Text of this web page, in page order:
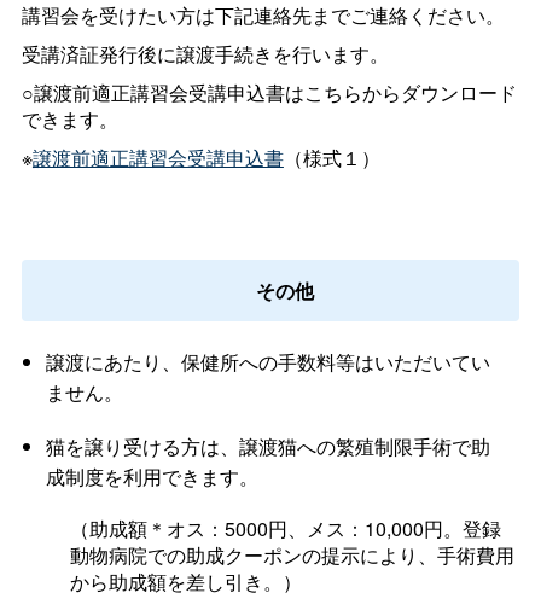
講習会を受けたい方は下記連絡先までご連絡ください。
受講済証発行後に譲渡手続きを行います。
○譲渡前適正講習会受講申込書はこちらからダウンロード
できます。
※譲渡前適正講習会受講申込書（様式１）
その他
譲渡にあたり、保健所への手数料等はいただいてい
ません。
猫を譲り受ける方は、譲渡猫への繁殖制限手術で助
成制度を利用できます。
（助成額＊オス：5000円、メス：10,000円。登録
動物病院での助成クーポンの提示により、手術費用
から助成額を差し引き。）